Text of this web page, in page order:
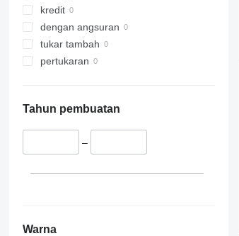
kredit
dengan angsuran
tukar tambah
pertukaran
Tahun pembuatan
–
Warna